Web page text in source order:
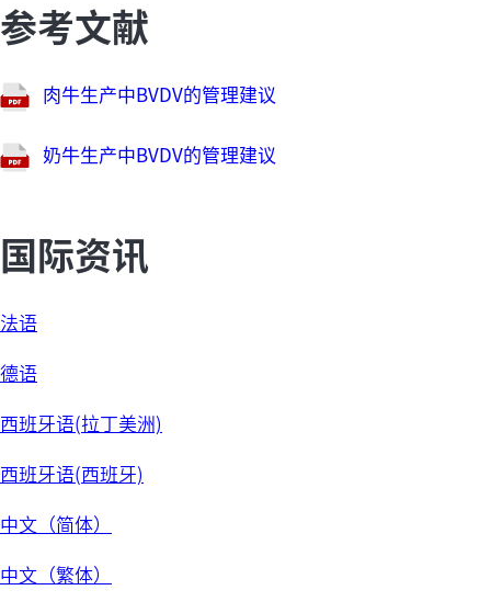
参考文献
肉牛生产中BVDV的管理建议
奶牛生产中BVDV的管理建议
国际资讯
法语
德语
西班牙语(拉丁美洲)
西班牙语(西班牙)
中文（简体）
中文（繁体）